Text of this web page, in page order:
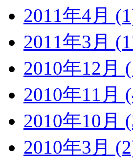
2011年4月
2011年3月
2010年12月
2010年11月
2010年10月
2010年3月